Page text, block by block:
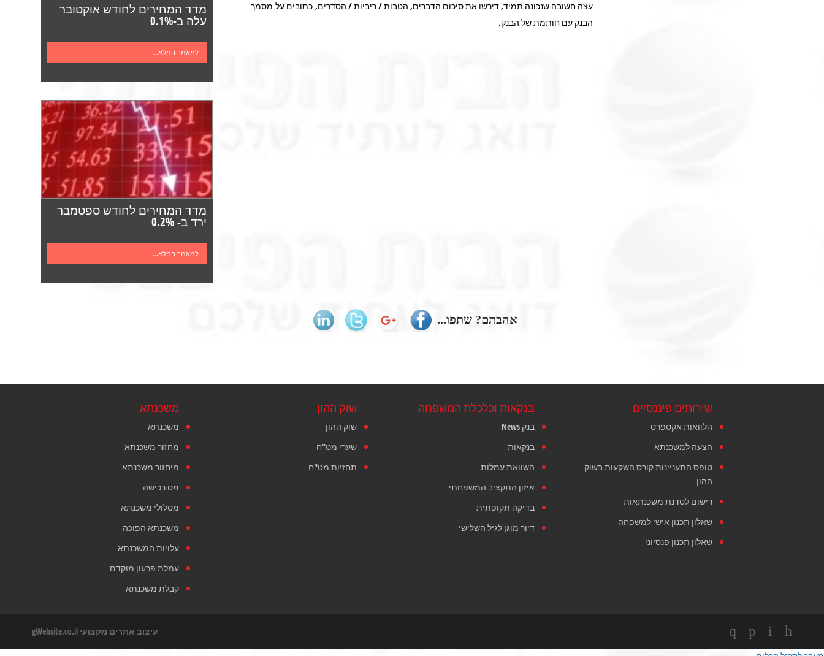
מדד המחירים לחודש אוקטובר
עלה ב-0.1%
למאמר המלא...
מדד המחירים לחודש ספטמבר
ירד ב- 0.2%
למאמר המלא...
עצה חשובה שנכונה תמיד, דירשו את סיכום הדברים, הטבות / ריביות / הסדרים, כתובים על מסמך
הבנק עם חותמת של הבנק.
אהבתם? שתפו...
משכנתא
משכנתא
מחזור משכנתא
מיחזור משכנתא
מס רכישה
מסלולי משכנתא
משכנתא הפוכה
עלויות המשכנתא
עמלת פרעון מוקדם
קבלת משכנתא
שוק ההון
שוק ההון
שערי מט"ח
תחזיות מט"ח
בנקאות וכלכלת המשפחה
בנק News
בנקאות
השוואת עמלות
איזון התקציב המשפחתי
בדיקה תקופתית
דיור מוגן לגיל השלישי
שירותים פיננסיים
הלוואות אקספרס
הצעה למשכנתא
טופס התעניינות קורס השקעות בשוק
ההון
רישום לסדנת משכנתאות
שאלון תכנון אישי למשפחה
שאלון תכנון פנסיוני
עיצוב אתרים מקצועי